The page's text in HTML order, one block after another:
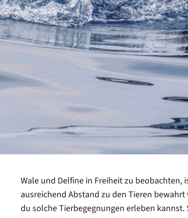
Wale und Delfine in Freiheit zu beobachten,
ausreichend Abstand zu den Tieren
du solche Tierbegegnungen erleben